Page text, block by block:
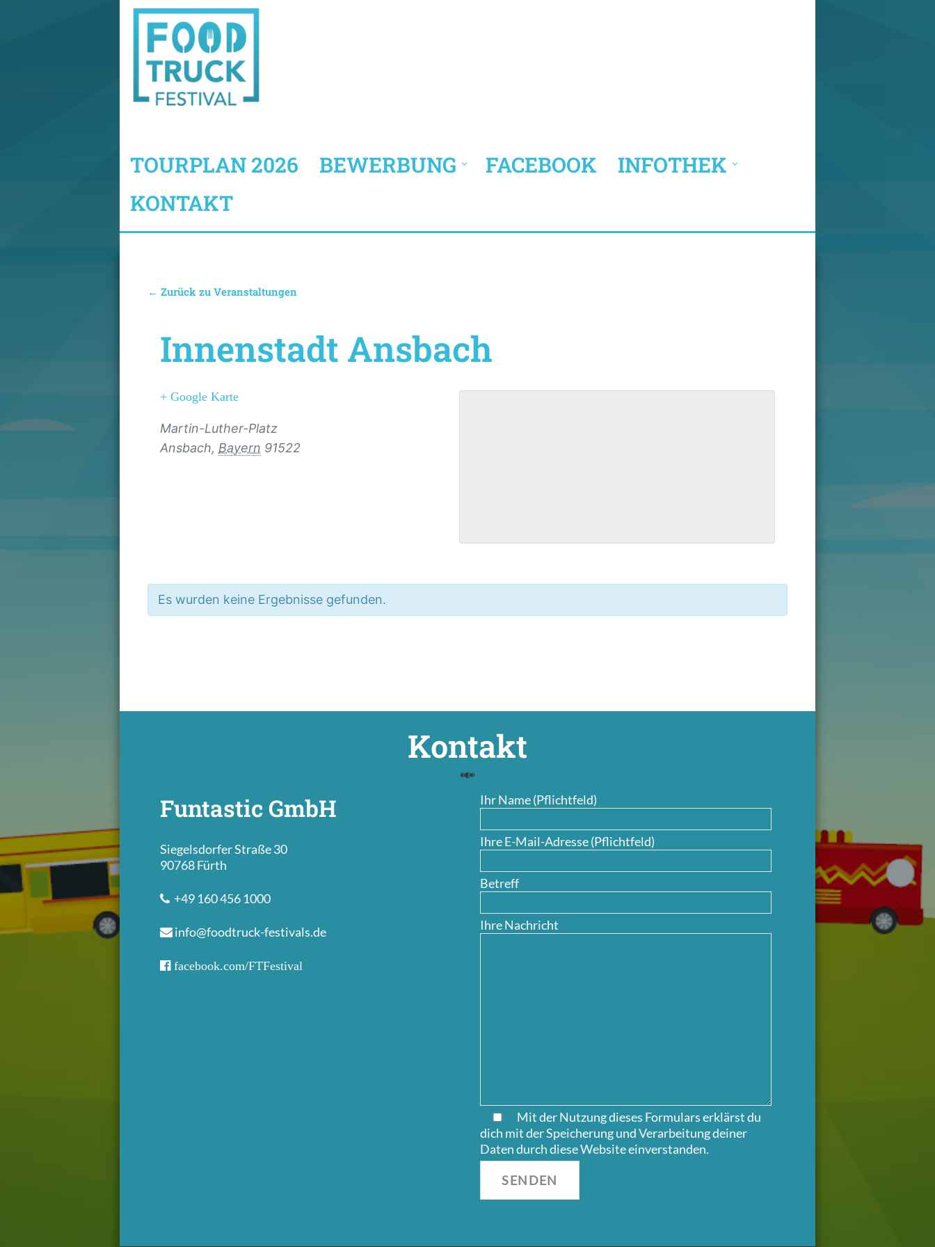
TOURPLAN 2026 BEWERBUNG FACEBOOK
INFOTHEK
KONTAKT
← Zurück zu Veranstaltungen
Innenstadt Ansbach
+ Google Karte
Martin-Luther-Platz
Ansbach, Bayern 91522
Es wurden keine Ergebnisse gefunden.
Kontakt
Funtastic GmbH
Siegelsdorfer Straße 30
90768 Fürth
+49 160 456 1000
info@foodtruck-festivals.de
facebook.com/FTFestival
Ihr Name (Pflichtfeld)
Ihre E-Mail-Adresse (Pflichtfeld)
Betreff
Ihre Nachricht
Mit der Nutzung dieses Formulars erklärst du
dich mit der Speicherung und Verarbeitung deiner
Daten durch diese Website einverstanden.